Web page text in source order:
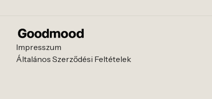
Impresszum
Általános Szerződési Feltételek